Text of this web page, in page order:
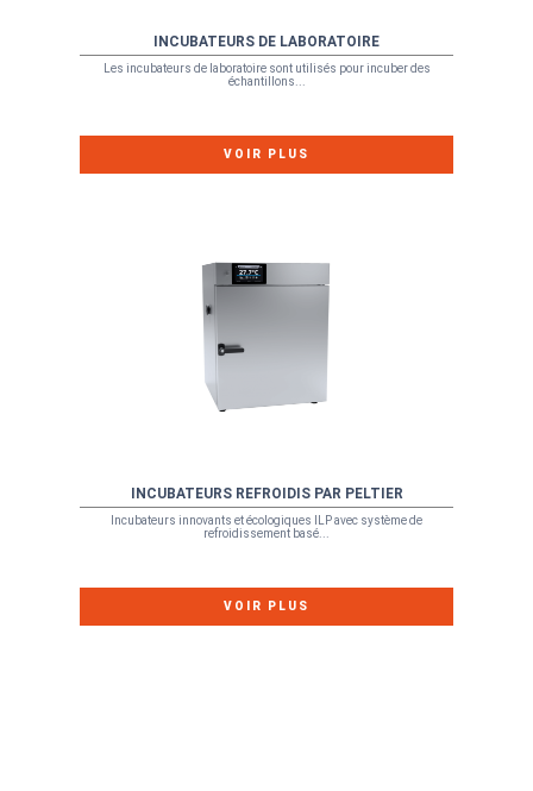
INCUBATEURS DE LABORATOIRE
Les incubateurs de laboratoire sont utilisés pour incuber des
échantillons...
VOIR PLUS
INCUBATEURS REFROIDIS PAR PELTIER
Incubateurs innovants et écologiques ILP avec système de
refroidissement basé...
VOIR PLUS